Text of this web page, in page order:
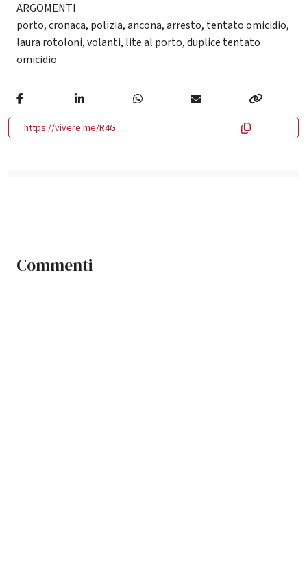
ARGOMENTI
porto,cronaca, polizia,ancona,arresto, tentato omicidio,
laura rotoloni,volanti, lite al porto,duplice tentato
omicidio
https://vivere.me/R4G
Commenti